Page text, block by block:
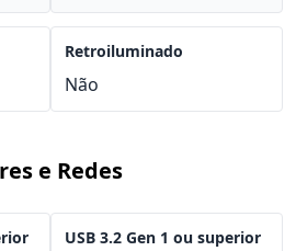
Retroiluminado
Não
e Redes
USB 3.2 Gen 1 ou superior